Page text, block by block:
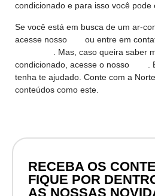
condicionado e para isso você pode
Se você está em busca de um ar-
acesse nosso
ou entre em
. Mas, caso queira saber
condicionado, acesse o nosso
tenha te ajudado. Conte com a
conteúdos como este.
RECEBA OS
FIQUE POR
AS NOSSAS